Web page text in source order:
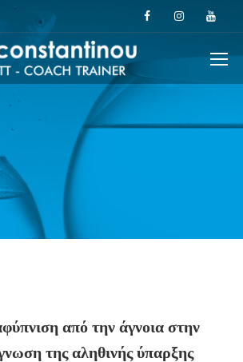
από την άγνοια στην
της αληθινής ύπαρξης